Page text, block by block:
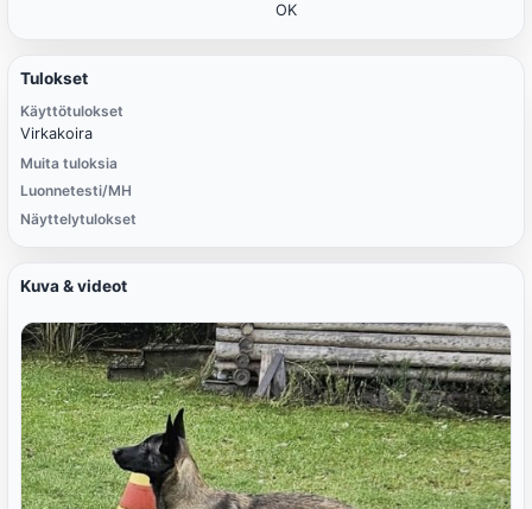
OK
Tulokset
Käyttötulokset
Virkakoira
Muita tuloksia
Luonnetesti/MH
Näyttelytulokset
Kuva & videot